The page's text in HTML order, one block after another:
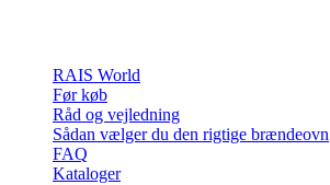
Patineret eg
RAIS World
Før køb
Råd og vejledning
Sådan vælger du den rigtige brændeovn
FAQ
Kataloger